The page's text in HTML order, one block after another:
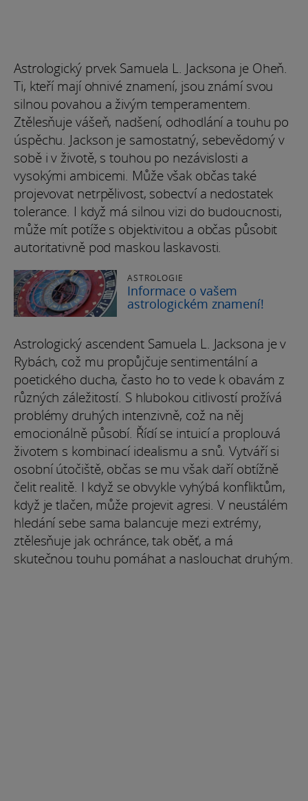
Astrologický prvek Samuela L. Jacksona je Oheň.
Ti, kteří mají ohnivé znamení, jsou známí svou
silnou povahou a živým temperamentem.
Ztělesňuje vášeň, nadšení, odhodlání a touhu po
úspěchu. Jackson je samostatný, sebevědomý v
sobě i v životě, s touhou po nezávislosti a
vysokými ambicemi. Může však občas také
projevovat netrpělivost, sobectví a nedostatek
tolerance. I když má silnou vizi do budoucnosti,
může mít potíže s objektivitou a občas působit
autoritativně pod maskou laskavosti.
ASTROLOGIE
Informace o vašem
astrologickém znamení!
Astrologický ascendent Samuela L. Jacksona je v
Rybách, což mu propůjčuje sentimentální a
poetického ducha, často ho to vede k obavám z
různých záležitostí. S hlubokou citlivostí prožívá
problémy druhých intenzivně, což na něj
emocionálně působí. Řídí se intuicí a proplouvá
životem s kombinací idealismu a snů. Vytváří si
osobní útočiště, občas se mu však daří obtížně
čelit realitě. I když se obvykle vyhýbá konfliktům,
když je tlačen, může projevit agresi. V neustálém
hledání sebe sama balancuje mezi extrémy,
ztělesňuje jak ochránce, tak oběť, a má
skutečnou touhu pomáhat a naslouchat druhým.